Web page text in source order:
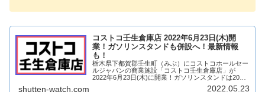
コストコ壬生倉庫店 2022年6月23日(木)開
業！ガソリンスタンドも併設へ！最新情報
も！
栃木県下都賀郡壬生町（みぶ）にコストコホールセー
ルジャパンの商業施設「コストコ壬生倉庫店」が
2022年6月23日(木)に開業！ガソリンスタンドは2022
年5月29日(日)開業！コストコが栃木県に初進出！そ
shutten-watch.com 2022.05.23